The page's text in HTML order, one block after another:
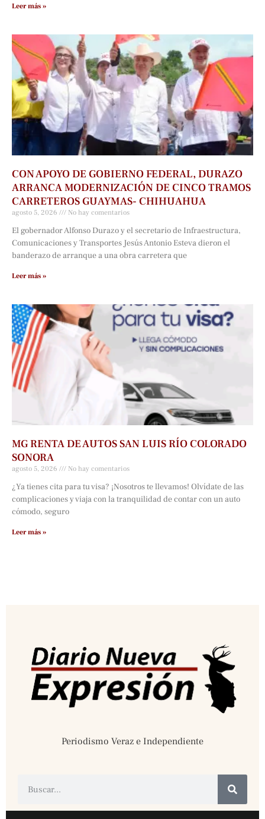
Leer más »
CON APOYO DE GOBIERNO FEDERAL, DURAZO
ARRANCA MODERNIZACIÓN DE CINCO TRAMOS
CARRETEROS GUAYMAS- CHIHUAHUA
agosto 5, 2026 No hay comentarios
El gobernador Alfonso Durazo y el secretario de Infraestructura,
Comunicaciones y Transportes Jesús Antonio Esteva dieron el
banderazo de arranque a una obra carretera que
Leer más »
MG RENTA DE AUTOS SAN LUIS RÍO COLORADO
SONORA
agosto 5, 2026 No hay comentarios
¿Ya tienes cita para tu visa? ¡Nosotros te llevamos! Olvídate de las
complicaciones y viaja con la tranquilidad de contar con un auto
cómodo, seguro
Leer más »
Periodismo Veraz e Independiente